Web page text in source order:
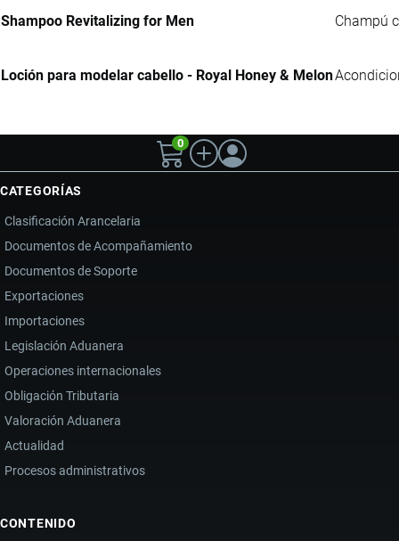
Shampoo Revitalizing for Men Champú
Loción para modelar cabello - Royal Honey & Melon
0
CATEGORÍAS
Clasificación Arancelaria
Documentos de Acompañamiento
Documentos de Soporte
Exportaciones
Importaciones
Legislación Aduanera
Operaciones internacionales
Obligación Tributaria
Valoración Aduanera
Actualidad
Procesos administrativos
CONTENIDO